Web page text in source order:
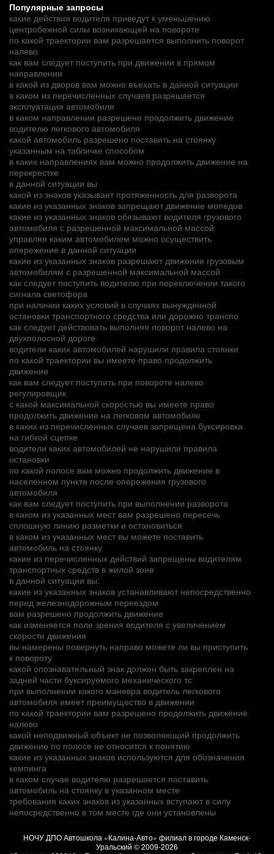
Популярные запросы
какие действия водителя приведут к уменьшению
центробежной силы возникающей на повороте
по какой траектории вам разрешается выполнить поворот
налево
как вам следует поступить при движении в прямом
направлении
в какой из дворов вам можно въехать в данной ситуации
в каком из перечисленных случаев разрешается
эксплуатация автомобиля
в каком направлении разрешено продолжить движение
водителю легкового автомобиля
какой автомобиль разрешено поставить на стоянку
указанным на табличке способом
в каких направлениях вам можно продолжить движение на
перекрестке
в данной ситуации вы
какой из знаков указывает протяженность для разворота
какие из указанных знаков запрещают движение мопедов
какие из указанных знаков обязывают водителя грузового
автомобиля с разрешенной максимальной массой
управляя каким автомобилем можно осуществить
опережение в данной ситуации
какие из указанных знаков разрешают движение грузовым
автомобилям с разрешенной максимальной массой
как следует поступить водителю при переключении такого
сигнала светофора
при наличии каких условий в случаях вынужденной
остановки транспортного средства или дорожно транспо
как следует действовать выполняя поворот налево на
двухполосной дороге
водители каких автомобилей нарушили правила стоянки
по какой траектории вы имеете право продолжить
движение
как вам следует поступить при повороте налево
регулировщик
с какой максимальной скоростью вы имеете право
продолжить движение на легковом автомобиле
в каких из перечисленных случаев запрещена буксировка
на гибкой сцепке
водители каких автомобилей не нарушили правила
остановки
по какой полосе вам можно продолжить движение в
населенном пункте после опережения грузового
автомобиля
как вам следует поступить при выполнении разворота
в каком из указанных мест вам разрешено пересечь
сплошную линию разметки и остановиться
в каком из указанных мест вы можете поставить
автомобиль на стоянку
какие из перечисленных действий запрещены водителям
транспортных средств в жилой зоне
в данной ситуации вы:
какие из указанных знаков устанавливают непосредственно
перед железнодорожным переездом
вам разрешено продолжить движение
как изменяется поле зрения водителя с увеличением
скорости движения
вы намерены повернуть направо можете ли вы приступить
к повороту
какой опознавательный знак должен быть закреплен на
задней части буксируемого механического тс
при выполнении какого маневра водитель легкового
автомобиля имеет преимущество в движении
по какой траектории вам разрешено продолжить движение
налево
какой неподвижный объект не позволяющий продолжить
движение по полосе не относится к понятию
какие из указанных знаков используются для обозначения
кемпинга
в каком случае водителю разрешается поставить
автомобиль на стоянку в указанном месте
требования каких знаков из указанных вступают в силу
непосредственно в том месте где они установлены
НОЧУ ДПО Автошкола «Калина-Авто» филиал в городе Каменск-
Уральский © 2009-2026